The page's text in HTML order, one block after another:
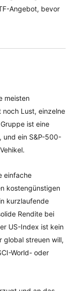
Angebot, bevor
meisten
noch Lust, einzelne
ist eine
und ein S&P-500-
einfache
kostengünstigen
kurzlaufende
Rendite bei
US-Index ist kein
global streuen will,
World- oder